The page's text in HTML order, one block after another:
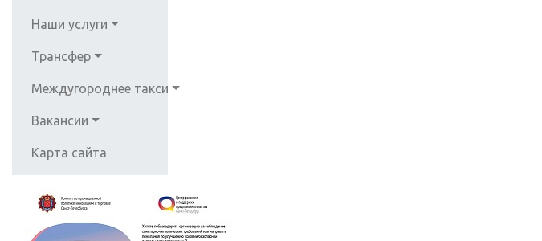
Наши услуги
Трансфер
Междугороднее такси
Вакансии
Карта сайта